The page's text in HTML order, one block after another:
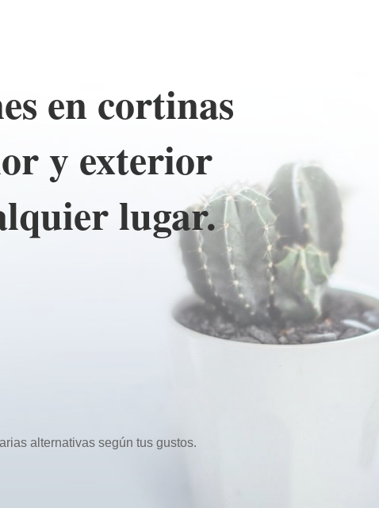
en cortinas
y exterior
lugar.
alternativas según tus gustos.